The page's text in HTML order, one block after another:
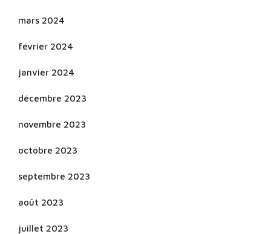
mars 2024
février 2024
janvier 2024
décembre 2023
novembre 2023
octobre 2023
septembre 2023
août 2023
juillet 2023